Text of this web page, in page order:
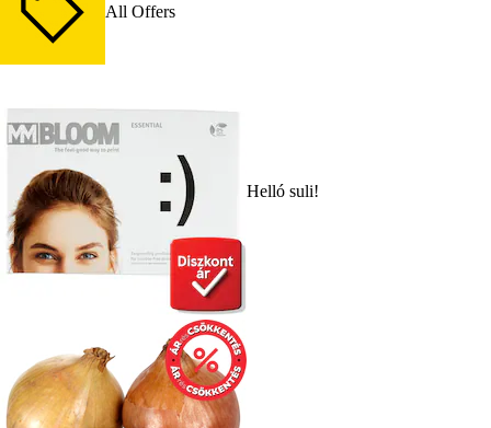
All Offers
Helló suli!